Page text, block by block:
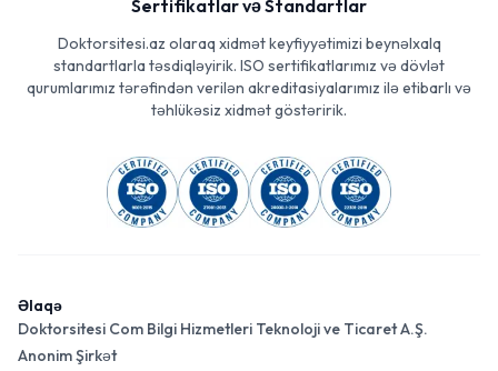
Sertifikatlar və Standartlar
Doktorsitesi.az olaraq xidmət keyfiyyətimizi beynəlxalq
standartlarla təsdiqləyirik. ISO sertifikatlarımız və dövlət
qurumlarımız tərəfindən verilən akreditasiyalarımız ilə etibarlı və
təhlükəsiz xidmət göstəririk.
Əlaqə
Doktorsitesi Com Bilgi Hizmetleri Teknoloji ve Ticaret A.Ş.
Anonim Şirkət